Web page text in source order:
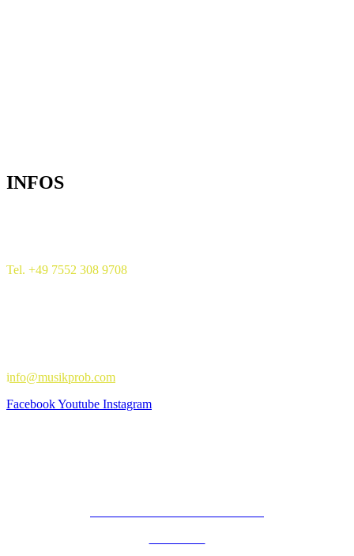
INFOS
Tel. +49 7552 308 9708
info@musikprob.com
FacebookYoutube Instagram